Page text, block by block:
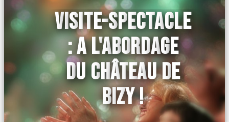
VISITE-SPECTACLE
: A L'ABORDAGE
DU CHÂTEAU DE
BIZY !